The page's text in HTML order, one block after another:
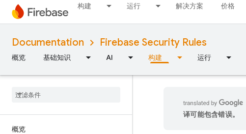
构建 运行 解决方案 价格
Documentation Firebase Security Rules
概览 基础知识 AI 构建 运行
概览
译可能包含错误。